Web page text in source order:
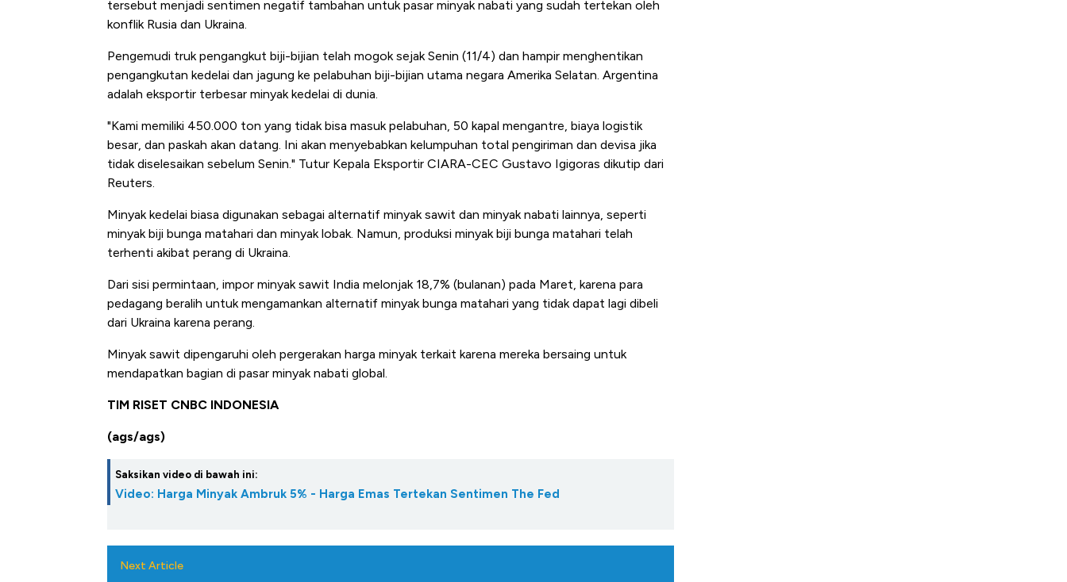
tersebut menjadi sentimen negatif tambahan untuk pasar minyak nabati yang sudah tertekan oleh
konflik Rusia dan Ukraina.
Pengemudi truk pengangkut biji-bijian telah mogok sejak Senin (11/4) dan hampir menghentikan
pengangkutan kedelai dan jagung ke pelabuhan biji-bijian utama negara Amerika Selatan. Argentina
adalah eksportir terbesar minyak kedelai di dunia.
"Kami memiliki 450.000 ton yang tidak bisa masuk pelabuhan, 50 kapal mengantre, biaya logistik
besar, dan paskah akan datang. Ini akan menyebabkan kelumpuhan total pengiriman dan devisa jika
tidak diselesaikan sebelum Senin." Tutur Kepala Eksportir CIARA-CEC Gustavo Igigoras dikutip dari
Reuters.
Minyak kedelai biasa digunakan sebagai alternatif minyak sawit dan minyak nabati lainnya, seperti
minyak biji bunga matahari dan minyak lobak. Namun, produksi minyak biji bunga matahari telah
terhenti akibat perang di Ukraina.
Dari sisi permintaan, impor minyak sawit India melonjak 18,7% (bulanan) pada Maret, karena para
pedagang beralih untuk mengamankan alternatif minyak bunga matahari yang tidak dapat lagi dibeli
dari Ukraina karena perang.
Minyak sawit dipengaruhi oleh pergerakan harga minyak terkait karena mereka bersaing untuk
mendapatkan bagian di pasar minyak nabati global.
TIM RISET CNBC INDONESIA
(ags/ags)
Saksikan video di bawah ini:
Video: Harga Minyak Ambruk 5% - Harga Emas Tertekan Sentimen The Fed
Next Article